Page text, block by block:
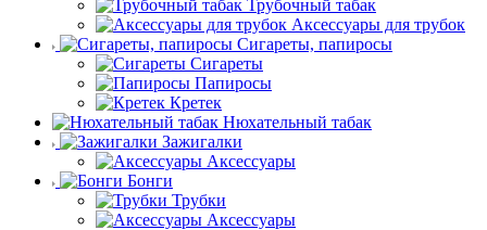
Трубочный табак
Аксессуары для трубок
Сигареты, папиросы
Сигареты
Папиросы
Кретек
Нюхательный табак
Зажигалки
Аксессуары
Бонги
Трубки
Аксессуары